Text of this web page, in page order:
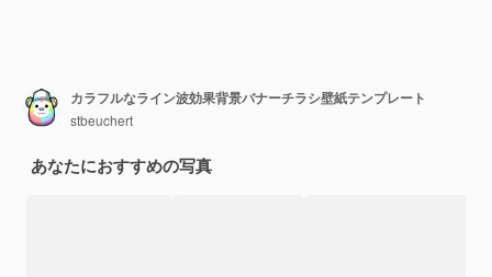
カラフルなライン波効果背景バナーチラシ壁紙テンプレート
stbeuchert
あなたにおすすめの写真